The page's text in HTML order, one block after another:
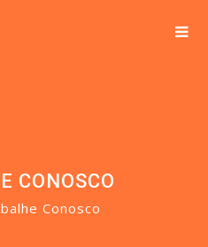
CONOSCO
Conosco